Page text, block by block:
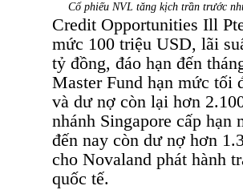
Cổ phiếu NVL tăng kịch trần trước
Credit Opportunities Ill
mức 100 triệu USD, lãi
tỷ đồng, đáo hạn đến
Master Fund hạn mức tối
và dư nợ còn lại hơn
nhánh Singapore cấp
đến nay còn dư nợ hơn
cho Novaland phát hành
quốc tế.